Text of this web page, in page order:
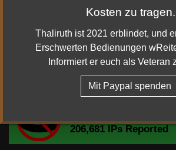
Kosten zu tragen.
Thaliruth ist 2021 erblindet, und
Erschwerten Bedienungen
Informiert er euch als Veteran
Mit Paypal spenden